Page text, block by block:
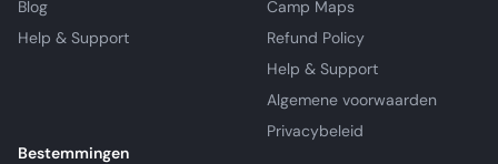
Blog
Help & Support
Camp Maps
Refund Policy
Help & Support
Algemene voorwaarden
Privacybeleid
Bestemmingen